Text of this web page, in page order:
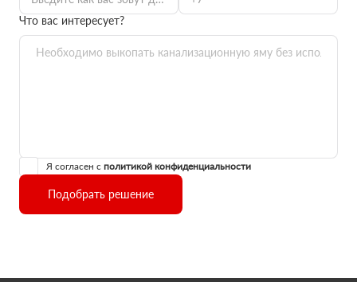
Что вас интересует?
Я согласен с политикой конфиденциальности
Подобрать решение